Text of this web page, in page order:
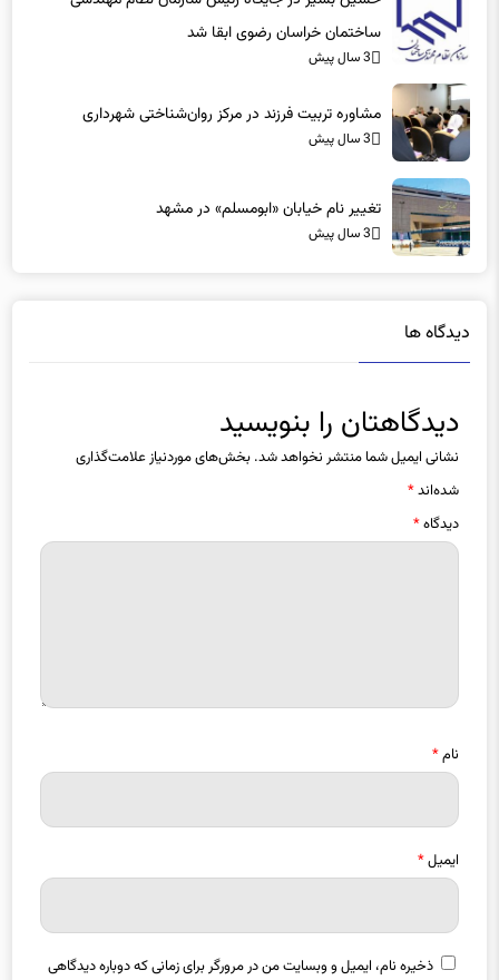
ساختمان خراسان رضوی ابقا شد
3 سال پیش
مشاوره تربیت فرزند در مرکز روان‌شناختی شهرداری
3 سال پیش
تغییر نام خیابان «ابومسلم» در مشهد
3 سال پیش
دیدگاه ها
دیدگاهتان را بنویسید
نشانی ایمیل شما منتشر نخواهد شد. بخش‌های موردنیاز علامت‌گذاری
شده‌اند*
دیدگاه*
نام*
ایمیل*
ذخیره نام، ایمیل و وبسایت من در مرورگر برای زمانی که دوباره دیدگاهی